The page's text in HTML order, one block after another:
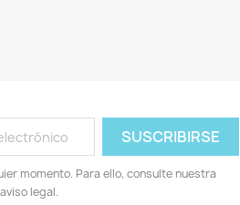
momento. Para ello, consulte nuestra
legal.